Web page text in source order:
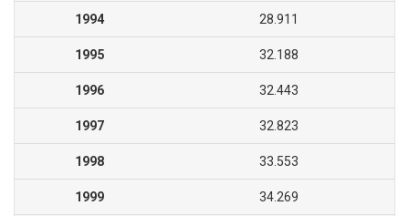
1994 28.911
1995 32.188
1996 32.443
1997 32.823
1998 33.553
1999 34.269